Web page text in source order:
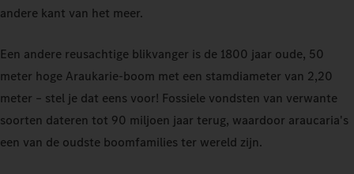
andere kant van het meer.
Een andere reusachtige blikvanger is de 1800 jaar oude, 50
meter hoge Araukarie-boom met een stamdiameter van 2,20
meter – stel je dat eens voor! Fossiele vondsten van verwante
soorten dateren tot 90 miljoen jaar terug, waardoor araucaria's
een van de oudste boomfamilies ter wereld zijn.